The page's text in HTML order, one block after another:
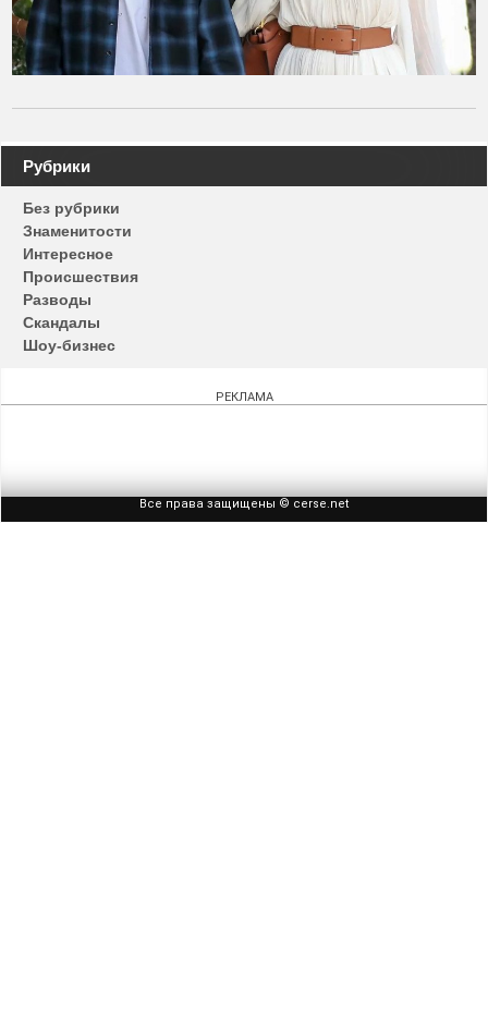
Навигация
по
записям
Рубрики
Без рубрики
Знаменитости
Интересное
Происшествия
Разводы
Скандалы
Шоу-бизнес
РЕКЛАМА
Все права защищены © cerse.net